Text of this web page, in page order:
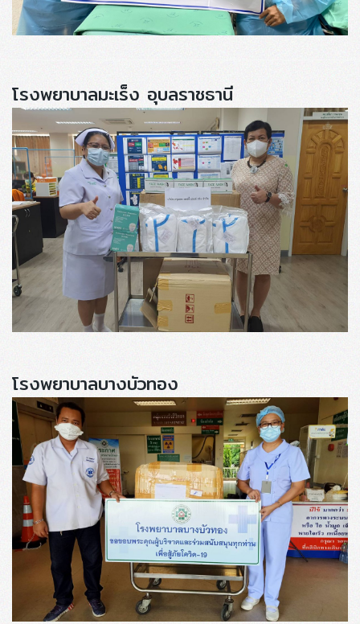
โรงพยาบาลมะเร็ง อุบลราชธานี
โรงพยาบาลบางบัวทอง